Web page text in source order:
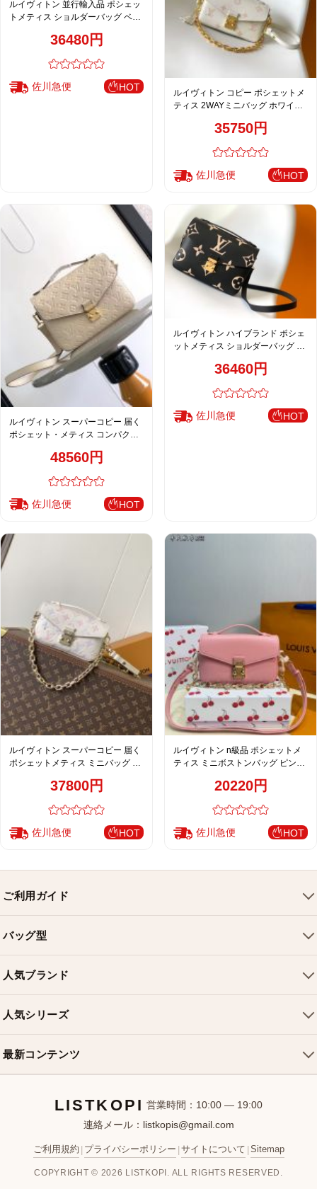
ルイヴィトン 並行輸入品 ポシェッ
トメティス ショルダーバッグ ベー
36480円
佐川急便 HOT
ルイヴィトン コピー ポシェットメ
ティス 2WAYミニバッグ ホワイト
35750円
佐川急便 HOT
ルイヴィトン スーパーコピー 届く
ポシェット・メティス コンパクト
ンボスレザー 上品仕上げ M41487
48560円
佐川急便 HOT
ルイヴィトン ハイブランド ポシェ
ットメティス ショルダーバッグ ブ
36460円
佐川急便 HOT
ルイヴィトン スーパーコピー 届く
ポシェットメティス ミニバッグ ホ
37800円
佐川急便 HOT
ルイヴィトン n級品 ポシェットメ
ティス ミニボストンバッグ ピンク
20220円
佐川急便 HOT
ご利用ガイド
配送について
返品・交換
お問い合わせ
バッグ型
ショルダーバッグ
クロスボディバッグ
ミニバッグ
バケットバッグ
人気ブランド
シャネルバッグ
ディオールバッグ
人気シリーズ
最新コンテンツ
新着アイテム
ブランドカテゴリ
お客様レビュー
LISTKOPI 営業時間：10:00 — 19:00
連絡メール： listkopis@gmail.com
ご利用規約 プライバシーポリシー サイトについて Sitemap
COPYRIGHT © 2026 LISTKOPI. ALL RIGHTS RESERVED.